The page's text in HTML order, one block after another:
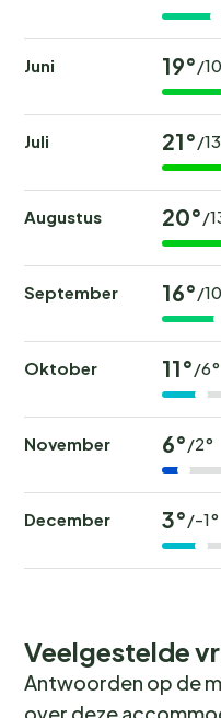
Juni 19°/
Juli 21°/
Augustus 20°/
September 16°/
Oktober 11°/6°
November 6°/2°
December 3°/-1°
Veelgestelde
Antwoorden op de
over deze